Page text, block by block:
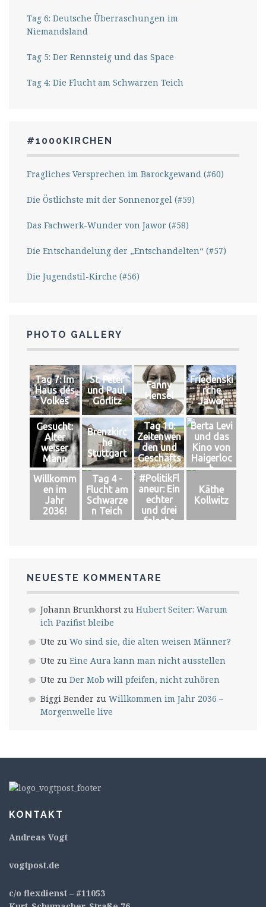
Tag 6: Deutsche Überraschungen im
Niemandsland
Tag 5: Der Rennsteig und das Space
Tag 4: Die Flucht am Schwarzen Teich
#1000KIRCHEN
Fragliches Versprechen im Barockgewand (#60)
Die Östlichste mit der Sonnenorgel (#59)
Das Fachwerk-Wunder von Jawor (#58)
Die Entschandelung der „Entschandelten“ (#57)
Die Jugendstil-Kirche (#56)
PHOTO GALLERY
Tag 7: Im
Haus des
Volkes
St. Peter
und Paul,
Görlitz
Fanny
Hensel
Friedenski
rche
Jawor
Gesucht:
Alter
weiser
Mann
Brenzkirc
he
Stuttgart
Tag 10:
Zeitenwen
den und
Geschäfts
modelle
Berta Levi
und das
Kino von
Haigerloc
h
Willkomm
en im
Jahr
2036!
Tag 4 -
Flucht am
Schwarze
n Teich
#PolitikFl
aneur: Ein
echter
und drei
falsche
Käthe
Kollwitz
NEUESTE KOMMENTARE
Johann Brunkhorst zu Hubert Seiter: Warum
ich Pazifist bleibe
Ute zu Wo sind sie, die alten weisen Männer?
Ute zu Eine Aura kann man nicht ausstellen
Ute zu Der Mob will pfeifen, nicht zuhören
Biggi Bender zu Willkommen im Jahr 2036 –
Morgenwelle live
KONTAKT
Andreas Vogt
vogtpost.de
c/o flexdienst – #11053